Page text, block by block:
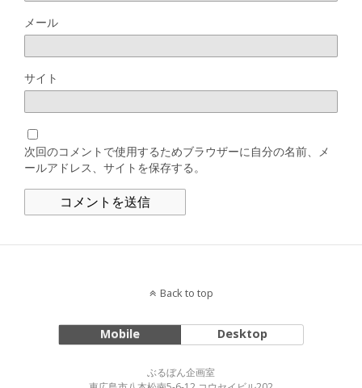
メール
サイト
次回のコメントで使用するためブラウザーに自分の名前、メ
ールアドレス、サイトを保存する。
Back to top
Mobile Desktop
ぶるぼん企画室